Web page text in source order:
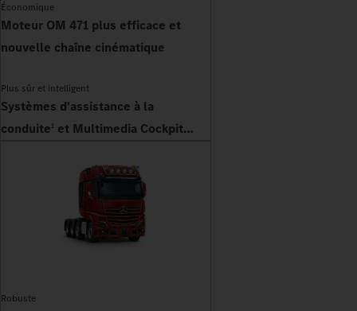
Économique
Moteur OM 471 plus efficace et
nouvelle chaîne cinématique
Plus sûr et intelligent
Systèmes d'assistance à la
conduite1 et Multimedia Cockpit
Robuste